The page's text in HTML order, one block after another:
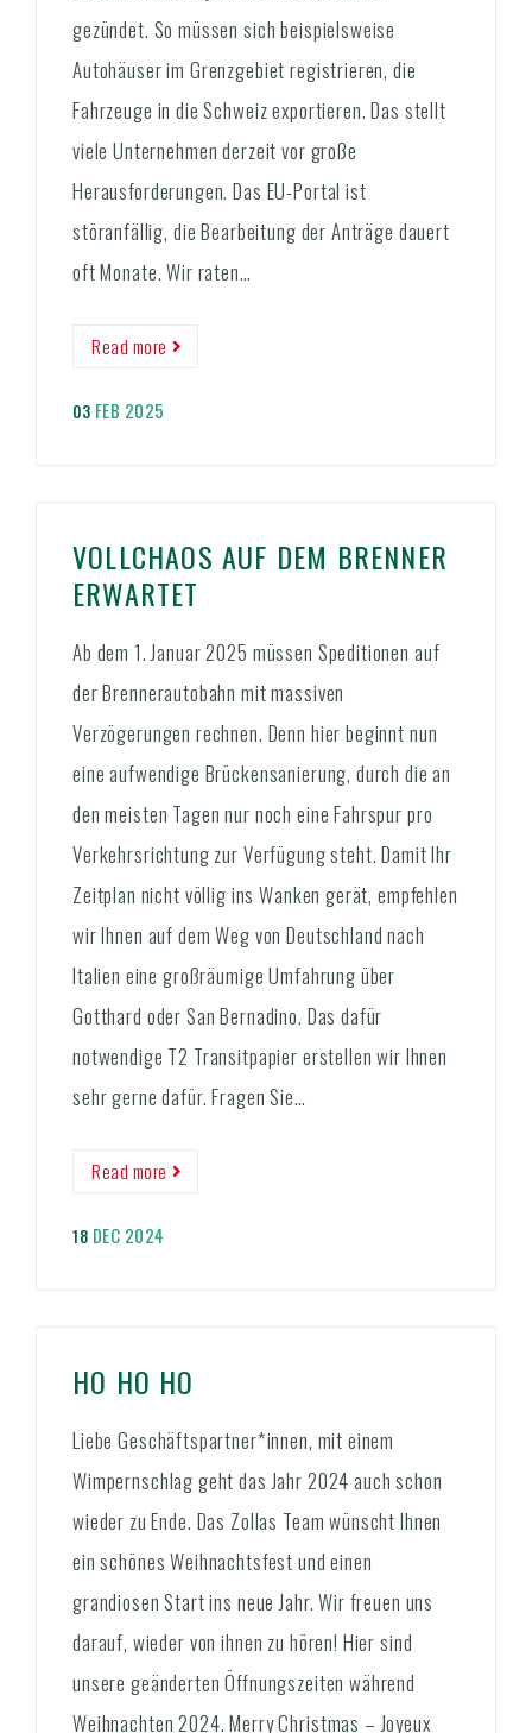
gezündet. So müssen sich beispielsweise
Autohäuser im Grenzgebiet registrieren, die
Fahrzeuge in die Schweiz exportieren. Das stellt
viele Unternehmen derzeit vor große
Herausforderungen. Das EU-Portal ist
störanfällig, die Bearbeitung der Anträge dauert
oft Monate. Wir raten…
Read more
03 FEB 2025
VOLLCHAOS AUF DEM BRENNER
ERWARTET
Ab dem 1. Januar 2025 müssen Speditionen auf
der Brennerautobahn mit massiven
Verzögerungen rechnen. Denn hier beginnt nun
eine aufwendige Brückensanierung, durch die an
den meisten Tagen nur noch eine Fahrspur pro
Verkehrsrichtung zur Verfügung steht. Damit Ihr
Zeitplan nicht völlig ins Wanken gerät, empfehlen
wir Ihnen auf dem Weg von Deutschland nach
Italien eine großräumige Umfahrung über
Gotthard oder San Bernadino. Das dafür
notwendige T2 Transitpapier erstellen wir Ihnen
sehr gerne dafür. Fragen Sie…
Read more
18 DEC 2024
HO HO HO
Liebe Geschäftspartner*innen, mit einem
Wimpernschlag geht das Jahr 2024 auch schon
wieder zu Ende. Das Zollas Team wünscht Ihnen
ein schönes Weihnachtsfest und einen
grandiosen Start ins neue Jahr. Wir freuen uns
darauf, wieder von ihnen zu hören! Hier sind
unsere geänderten Öffnungszeiten während
Weihnachten 2024. Merry Christmas – Joyeux